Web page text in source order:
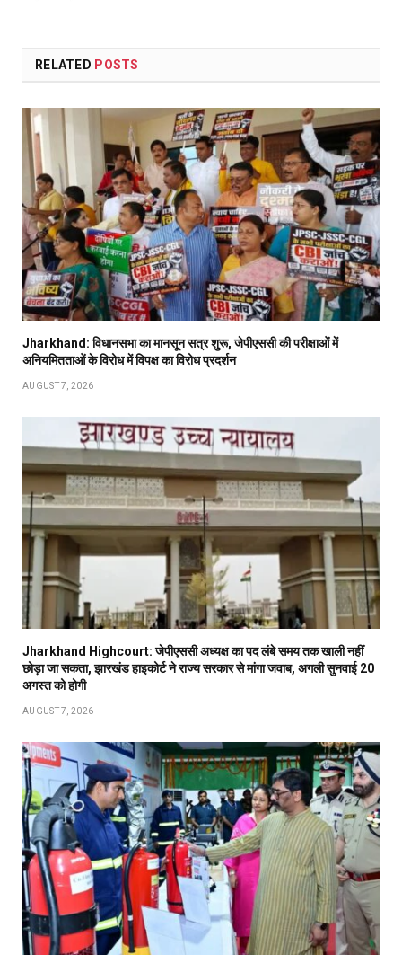
RELATED POSTS
Jharkhand: विधानसभा का मानसून सत्र शुरू, जेपीएससी की परीक्षाओं में
अनियमितताओं के विरोध में विपक्ष का विरोध प्रदर्शन
AUGUST 7, 2026
Jharkhand Highcourt: जेपीएससी अध्यक्ष का पद लंबे समय तक खाली नहीं
छोड़ा जा सकता, झारखंड हाइकोर्ट ने राज्य सरकार से मांगा जवाब, अगली सुनवाई 20
अगस्त को होगी
AUGUST 7, 2026